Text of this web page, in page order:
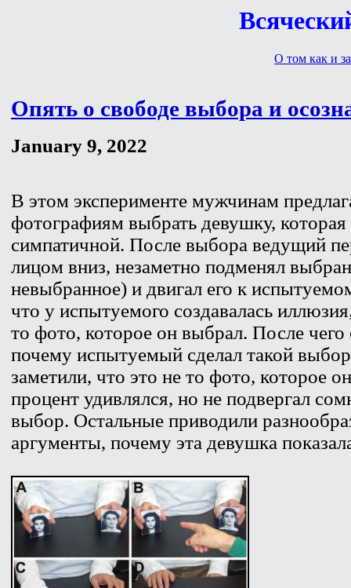
О том как и
Опять о свободе выбора и
January 9, 2022
В этом эксперименте мужчинам
фотографиям выбрать девушку, которая
симпатичной. После выбора ведущий
лицом вниз, незаметно подменял
невыбранное) и двигал его к
что у испытуемого создавалась
то фото, которое он выбрал. После чего
почему испытуемый сделал такой
заметили, что это не то фото, которое
процент удивлялся, но не подвергал
выбор. Остальные приводили
аргументы, почему эта девушка